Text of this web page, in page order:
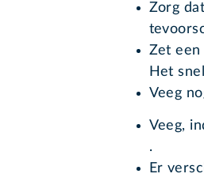
Zorg
Zet een
Het
Veeg
Veeg,
.
Er